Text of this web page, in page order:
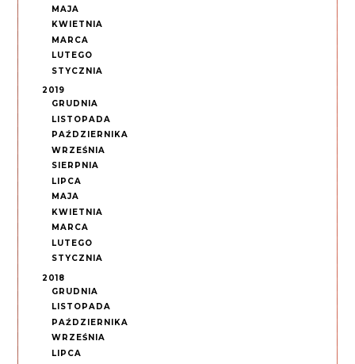
MAJA
KWIETNIA
MARCA
LUTEGO
STYCZNIA
2019
GRUDNIA
LISTOPADA
PAŹDZIERNIKA
WRZEŚNIA
SIERPNIA
LIPCA
MAJA
KWIETNIA
MARCA
LUTEGO
STYCZNIA
2018
GRUDNIA
LISTOPADA
PAŹDZIERNIKA
WRZEŚNIA
LIPCA